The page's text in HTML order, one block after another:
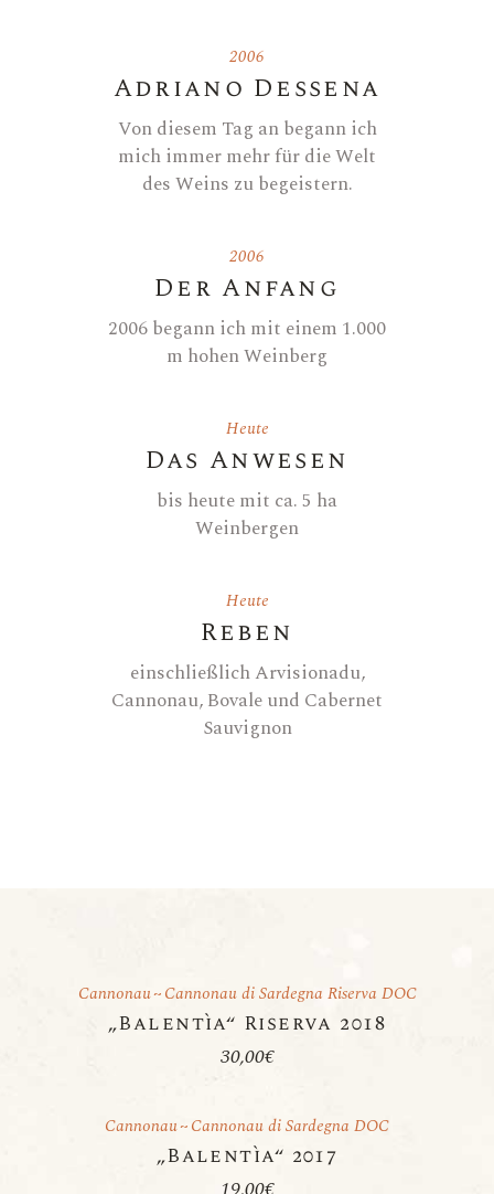
2006
Adriano Dessena
Von diesem Tag an begann ich
mich immer mehr für die Welt
des Weins zu begeistern.
2006
Der Anfang
2006 begann ich mit einem 1.000
m hohen Weinberg
Heute
Das Anwesen
bis heute mit ca. 5 ha
Weinbergen
Heute
Reben
einschließlich Arvisionadu,
Cannonau, Bovale und Cabernet
Sauvignon
Cannonau Cannonau di Sardegna Riserva DOC
„Balentìa“ Riserva 2018
30,00€
Cannonau Cannonau di Sardegna DOC
„Balentìa“ 2017